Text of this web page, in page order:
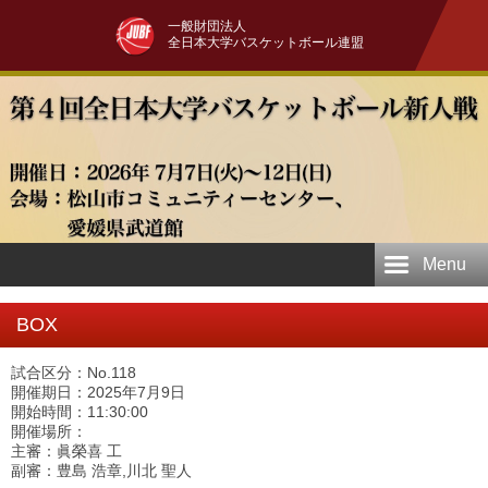
一般財団法人
全日本大学バスケットボール連盟
Menu
BOX
試合区分：No.118
開催期日：2025年7月9日
開始時間：11:30:00
開催場所：
主審：眞榮喜 工
副審：豊島 浩章,川北 聖人